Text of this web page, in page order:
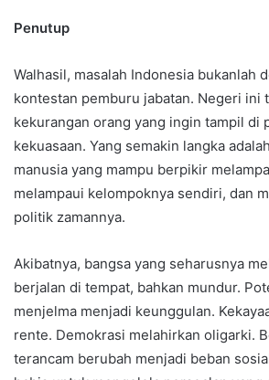
Penutup
Walhasil, masalah Indonesia bukanlah
kontestan pemburu jabatan. Negeri ini
kekurangan orang yang ingin tampil di
kekuasaan. Yang semakin langka
manusia yang mampu berpikir
melampaui kelompoknya sendiri, dan
politik zamannya.
Akibatnya, bangsa yang seharusnya
berjalan di tempat, bahkan mundur.
menjelma menjadi keunggulan.
rente. Demokrasi melahirkan oligarki.
terancam berubah menjadi beban